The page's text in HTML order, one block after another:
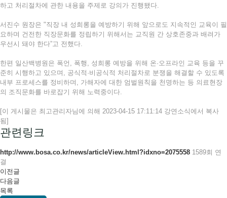
하고 처리절차에 관한 내용을 주제로 강의가 진행됐다.
서진수 원장은 "직장 내 성희롱을 예방하기 위해 앞으로도 지속적인 교육이 필
요하며 건전한 직장문화를 정립하기 위해서는 교직원 간 상호존중과 배려가
우선시 돼야 한다”고 전했다.
한편 일산백병원은 폭언, 폭행, 성희롱 예방을 위해 온·오프라인 교육 등을 꾸
준히 시행하고 있으며, 공식적·비공식적 처리절차로 분쟁을 해결할 수 있도록
내부 프로세스를 정비하며, 가해자에 대한 엄벌원칙을 천명하는 등 의료현장
의 조직문화를 바로잡기 위해 노력중이다.
[이 게시물은 최고관리자님에 의해 2023-04-15 17:11:14 강연소식에서 복사
됨]
관련링크
http://www.bosa.co.kr/news/articleView.html?idxno=2075558 1589회 연
결
이전글
다음글
목록